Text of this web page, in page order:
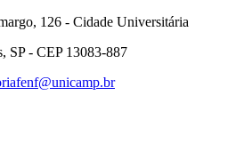
126 - Cidade Universitária
SP - CEP 13083-887